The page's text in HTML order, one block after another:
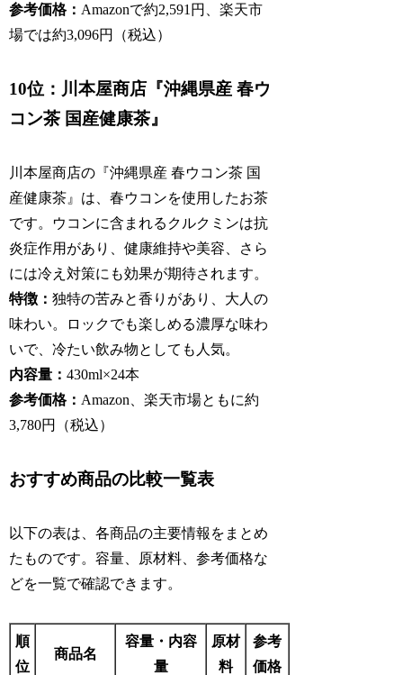
参考価格： Amazonで約2,591円、楽天市
場では約3,096円（税込）
10位：川本屋商店『沖縄県産 春ウ
コン茶 国産健康茶』
川本屋商店の『沖縄県産 春ウコン茶 国
産健康茶』は、春ウコンを使用したお茶
です。ウコンに含まれるクルクミンは抗
炎症作用があり、健康維持や美容、さら
には冷え対策にも効果が期待されます。
特徴：独特の苦みと香りがあり、大人の
味わい。ロックでも楽しめる濃厚な味わ
いで、冷たい飲み物としても人気。
内容量：430ml×24本
参考価格： Amazon、楽天市場ともに約
3,780円（税込）
おすすめ商品の比較一覧表
以下の表は、各商品の主要情報をまとめ
たものです。容量、原材料、参考価格な
どを一覧で確認できます。
順
位
商品名
容量・内容
量
原材
料
参考
価格